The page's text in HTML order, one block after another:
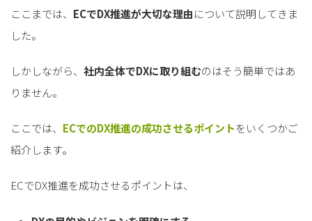
ここまでは、 ECでDX推進が大切な理由について説明してきま
した。
しかしながら、 社内全体でDXに取り組むのはそう簡単ではあ
りません。
ここでは、 ECでのDX推進の成功させるポイントをいくつかご
紹介します。
ECでDX推進を成功させるポイントは、